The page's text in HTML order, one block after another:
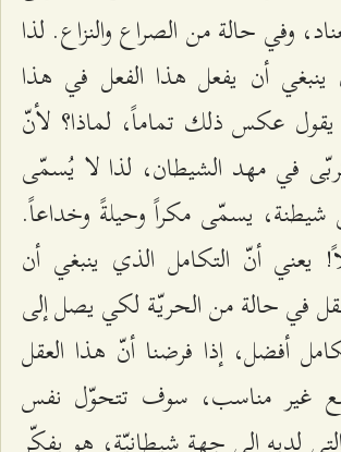
وفي حالة من الصراع والنزاع. لذا
أن يفعل هذا الفعل في هذا
يقول عكس ذلك تماماً، لماذا؟ لأنّ
في مهد الشيطان، لذا لا يُسمّى
يسمّى مكراً وحيلةً وخداعاً.
يعني أنّ التكامل الذي ينبغي أن
في حالة من الحريّة لكي يصل إلى
أفضل، إذا فرضنا أنّ هذا العقل
غير مناسب، سوف تتحوّل نفس
التي لديه إلى جهة شيطانيّة، هو يفكّر